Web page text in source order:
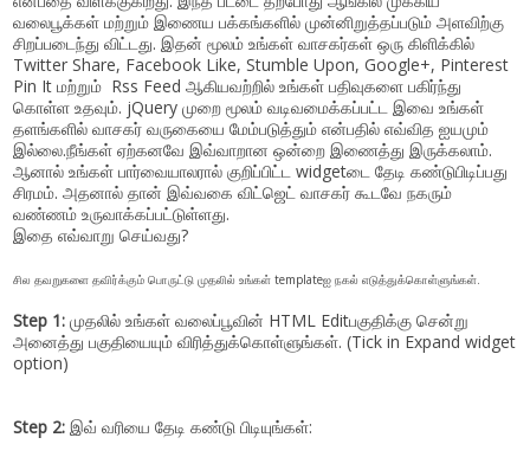
வலைபூக்கள் மற்றும் இணைய பக்கங்களில் முன்னிறுத்தப்படும் அளவிற்கு
சிறப்படைந்து விட்டது. இதன் மூலம் உங்கள் வாசகர்கள் ஒரு கிளிக்கில்
Twitter Share, Facebook Like, Stumble Upon, Google+, Pinterest
Pin It மற்றும் Rss Feed ஆகியவற்றில் உங்கள் பதிவுகளை பகிர்ந்து
கொள்ள உதவும். jQuery முறை மூலம் வடிவமைக்கப்பட்ட இவை உங்கள்
தளங்களில் வாசகர் வருகையை மேம்படுத்தும் என்பதில் எவ்வித ஐயமும்
இல்லை.நீங்கள் ஏற்கனவே இவ்வாறான ஒன்றை இணைத்து இருக்கலாம்.
ஆனால் உங்கள் பார்வையாலரால் குறிப்பிட்ட widgetடை தேடி கண்டுபிடிப்பது
சிரமம். அதனால் தான் இவ்வகை விட்ஜெட் வாசகர் கூடவே நகரும்
வண்ணம் உருவாக்கப்பட்டுள்ளது.
இதை எவ்வாறு செய்வது?
சில தவறுகளை தவிர்க்கும் பொருட்டு முதலில் உங்கள் templateஐ நகல் எடுத்துக்கொள்ளுங்கள்.
Step 1: முதலில் உங்கள் வலைப்பூவின் HTML Editபகுதிக்கு சென்று
அனைத்து பகுதியையும் விரித்துக்கொள்ளுங்கள். (Tick in Expand widget
option)
Step 2: இவ் வரியை தேடி கண்டு பிடியுங்கள்: